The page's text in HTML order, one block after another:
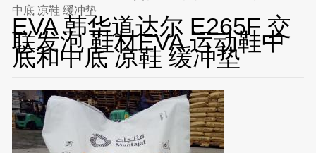
中底 凉鞋 缓冲垫
EVA 韩华道达尔 E265F 交
联发泡 鞋材EVA 运动鞋中
底和中底 凉鞋 缓冲垫